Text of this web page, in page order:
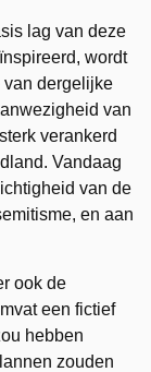
lag van deze
wordt
van dergelijke
van
verankerd
Vandaag
van de
en aan
ook de
een fictief
hebben
zouden